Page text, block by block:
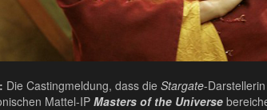
Die Castingmeldung, dass die Stargate-Darstellerin
Mattel-IP Masters of the Universe